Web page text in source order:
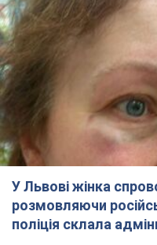
У Львові жінка
розмовляючи
поліція склала
На місце події прибули
оперативна група
8,0 т.
"Воюють, бо дурні": у
водій автобуса
українських
Відео